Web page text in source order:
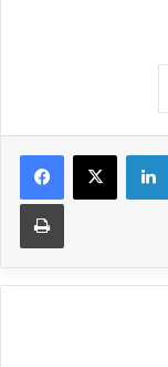
Facebook
X
Imprimir